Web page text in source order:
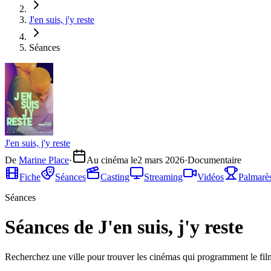
J'en suis, j'y reste
Séances
J'en suis, j'y reste
De Marine Place· Au cinéma le2 mars 2026·Documentaire
Fiche
Séances Casting Streaming Vidéos
Séances
Séances de J'en suis, j'y reste
Recherchez une ville pour trouver les cinémas qui programment le